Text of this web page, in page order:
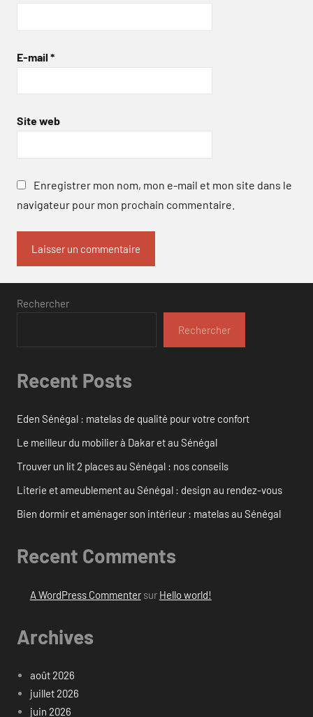
E-mail *
Site web
Enregistrer mon nom, mon e-mail et mon site dans le
navigateur pour mon prochain commentaire.
Rechercher
Rechercher
Recent Posts
Eden Sénégal : matelas de qualité pour votre confort
Le meilleur du mobilier à Dakar et au Sénégal
Trouver un lit 2 places au Sénégal : nos conseils
Literie et ameublement au Sénégal : design au rendez-vous
Bien dormir et aménager son intérieur : matelas au Sénégal
Recent Comments
A WordPress Commentersur Hello world!
Archives
août 2026
juillet 2026
juin 2026